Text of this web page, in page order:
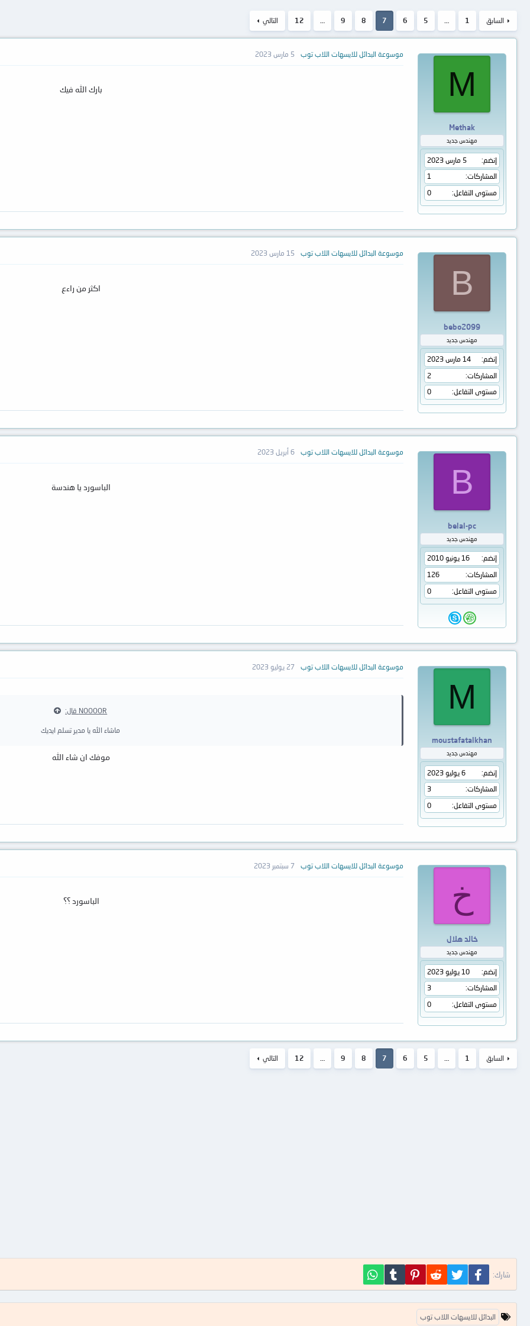
السابق 1
5
6
7
8
9
12 التالي
M
Methak
مهندس جديد
إنضم
5 مارس 2023
المشاركات
1
مستوى التفاعل
0
موسوعة البدائل للايسهات اللاب توب 5 مارس 2023
بارك الله فيك
B
bebo2099
مهندس جديد
إنضم
14 مارس 2023
المشاركات
2
مستوى التفاعل
0
موسوعة البدائل للايسهات اللاب توب 15 مارس 2023
اكثر من راءع
B
belal-pc
مهندس جديد
إنضم
16 يونيو 2010
المشاركات
126
مستوى التفاعل
0
موسوعة البدائل للايسهات اللاب توب 6 أبريل 2023
الباسورد يا هندسة
M
moustafatalkhan
مهندس جديد
إنضم
6 يوليو 2023
المشاركات
3
مستوى التفاعل
0
موسوعة البدائل للايسهات اللاب توب 27 يوليو 2023
NOOOOR قال:
ماشاء الله يا مدير تسلم ايديك
موفك ان شاء الله
خ
خالد هلال
مهندس جديد
إنضم
10 يوليو 2023
المشاركات
3
مستوى التفاعل
0
موسوعة البدائل للايسهات اللاب توب 7 سبتمبر 2023
الباسورد ؟؟
السابق 1
5
6
7
8
9
12 التالي
شارك: فيسبوك تويتر Reddit
Pinterest
Tumblr
ا البدائل للايسهات اللاب توب